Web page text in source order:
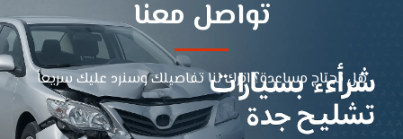
تواصل معنا
هل تحتاج مساعدة؟ اترك لنا تفاصيلك وسنرد عليك سريعاً